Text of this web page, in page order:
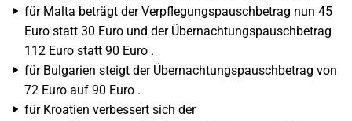
für Malta beträgt der Verpflegungspauschbetrag nun 45
Euro statt 30 Euro und der Übernachtungspauschbetrag
112 Euro statt 90 Euro .
für Bulgarien steigt der Übernachtungspauschbetrag von
72 Euro auf 90 Euro .
für Kroatien verbessert sich der